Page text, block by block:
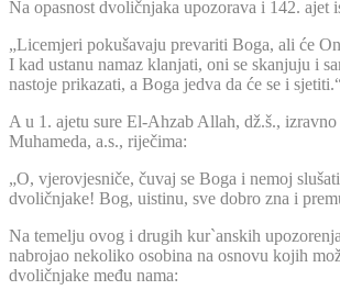
Na opasnost dvoličnjaka upozorava i 142. ajet
„Licemjeri pokušavaju prevariti Boga, ali će
I kad ustanu namaz klanjati, oni se skanjuju i
nastoje prikazati, a Boga jedva da će se i
A u 1. ajetu sure El-Ahzab Allah, dž.š., izravno
Muhameda, a.s., riječima:
„O, vjerovjesniče, čuvaj se Boga i nemoj
dvoličnjake! Bog, uistinu, sve dobro zna i
Na temelju ovog i drugih kur`anskih
nabrojao nekoliko osobina na osnovu kojih
dvoličnjake među nama: